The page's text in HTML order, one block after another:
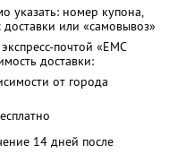
указать: номер купона,
или «самовывоз»
почтой «ЕМС
доставки:
от города
14 дней после